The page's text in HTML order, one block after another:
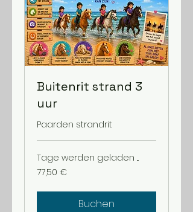
Buitenrit strand 3
uur
Paarden strandrit
Tage werden geladen ...
77,50
Euro
77,50 €
Buchen